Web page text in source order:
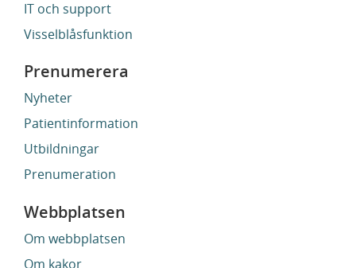
IT och support
Visselblåsfunktion
Prenumerera
Nyheter
Patientinformation
Utbildningar
Prenumeration
Webbplatsen
Om webbplatsen
Om kakor